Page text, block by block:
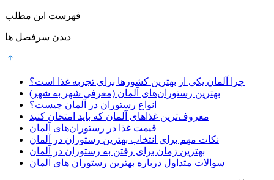
فهرست این مطلب
دیدن سرفصل ها
چرا آلمان یکی از بهترین کشورها برای تجربه غذا است؟
بهترین رستوران‌های آلمان (معرفی شهر به شهر)
انواع رستوران در آلمان چیست؟
معروف‌ترین غذاهای آلمان که باید امتحان کنید
قیمت غذا در رستوران‌های آلمان
نکات مهم برای انتخاب بهترین رستوران در آلمان
بهترین زمان برای رفتن به رستوران در آلمان
سوالات متداول درباره بهترین رستوران های آلمان